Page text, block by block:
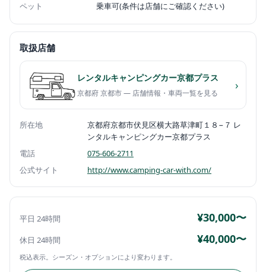
ペット
乗車可(条件は店舗にご確認ください)
取扱店舗
レンタルキャンピングカー京都プラス
京都府 京都市 — 店舗情報・車両一覧を見る
›
所在地
京都府京都市伏見区横大路草津町１８−７ レ
ンタルキャンピングカー京都プラス
電話
075-606-2711
公式サイト
http://www.camping-car-with.com/
平日 24時間 ¥30,000〜
休日 24時間 ¥40,000〜
税込表示。シーズン・オプションにより変わります。